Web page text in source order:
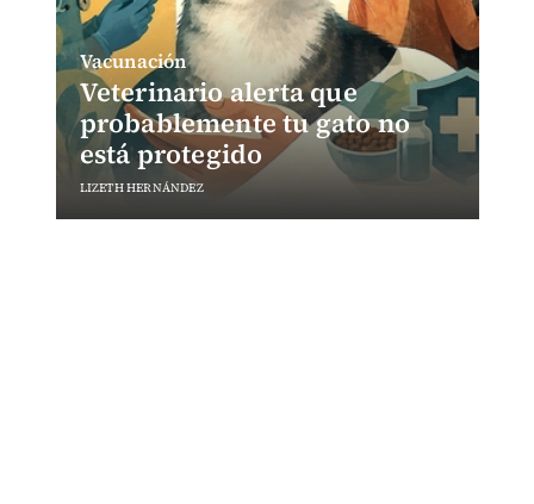
Veterinario alerta que
probablemente tu gato no
está protegido
Vacunación
LIZETH HERNÁNDEZ